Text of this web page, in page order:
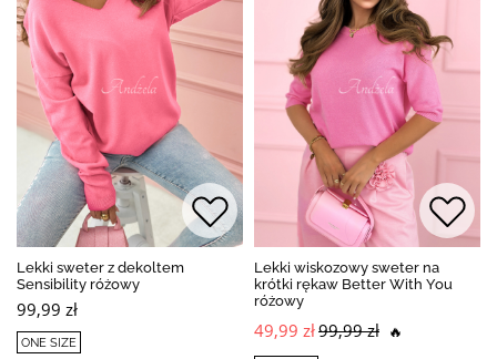
Lekki sweter z dekoltem
Sensibility różowy
99,99 zł
ONE SIZE
Lekki wiskozowy sweter na
krótki rękaw Better With You
różowy
49,99 zł99,99 zł 🔥